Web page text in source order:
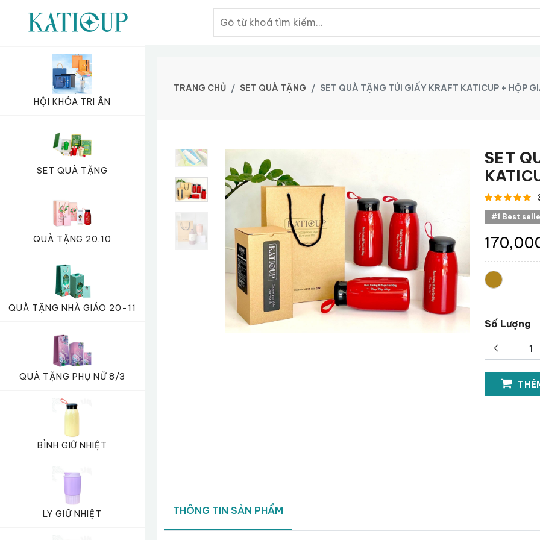
HỘI KHÓA TRI ÂN
SET QUÀ TẶNG
QUÀ TẶNG 20.10
QUÀ TẶNG NHÀ GIÁO 20-11
QUÀ TẶNG PHỤ NỮ 8/3
BÌNH GIỮ NHIỆT
LY GIỮ NHIỆT
TRANG CHỦ SET QUÀ TẶNG SET QUÀ TẶNG TÚI GIẤY KRAFT KATICUP + HỘP
SET
#1 Best
Số Lượng
THÔNG TIN SẢN PHẨM